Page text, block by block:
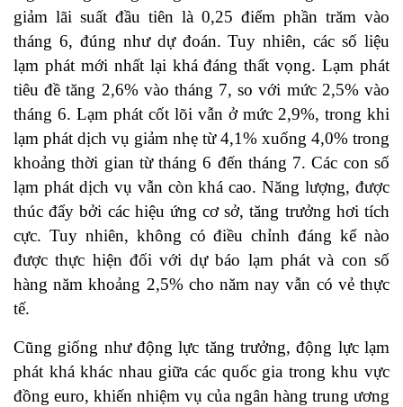
giảm lãi suất đầu tiên là 0,25 điểm phần trăm vào
tháng 6, đúng như dự đoán. Tuy nhiên, các số liệu
lạm phát mới nhất lại khá đáng thất vọng. Lạm phát
tiêu đề tăng 2,6% vào tháng 7, so với mức 2,5% vào
tháng 6. Lạm phát cốt lõi vẫn ở mức 2,9%, trong khi
lạm phát dịch vụ giảm nhẹ từ 4,1% xuống 4,0% trong
khoảng thời gian từ tháng 6 đến tháng 7. Các con số
lạm phát dịch vụ vẫn còn khá cao. Năng lượng, được
thúc đẩy bởi các hiệu ứng cơ sở, tăng trưởng hơi tích
cực. Tuy nhiên, không có điều chỉnh đáng kể nào
được thực hiện đối với dự báo lạm phát và con số
hàng năm khoảng 2,5% cho năm nay vẫn có vẻ thực
tế.
Cũng giống như động lực tăng trưởng, động lực lạm
phát khá khác nhau giữa các quốc gia trong khu vực
đồng euro, khiến nhiệm vụ của ngân hàng trung ương